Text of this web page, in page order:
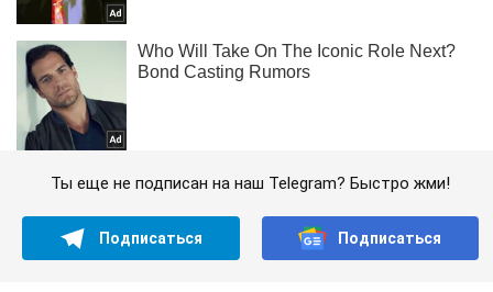
Ты еще не подписан на наш Telegram? Быстро жми!
Подписаться Подписаться